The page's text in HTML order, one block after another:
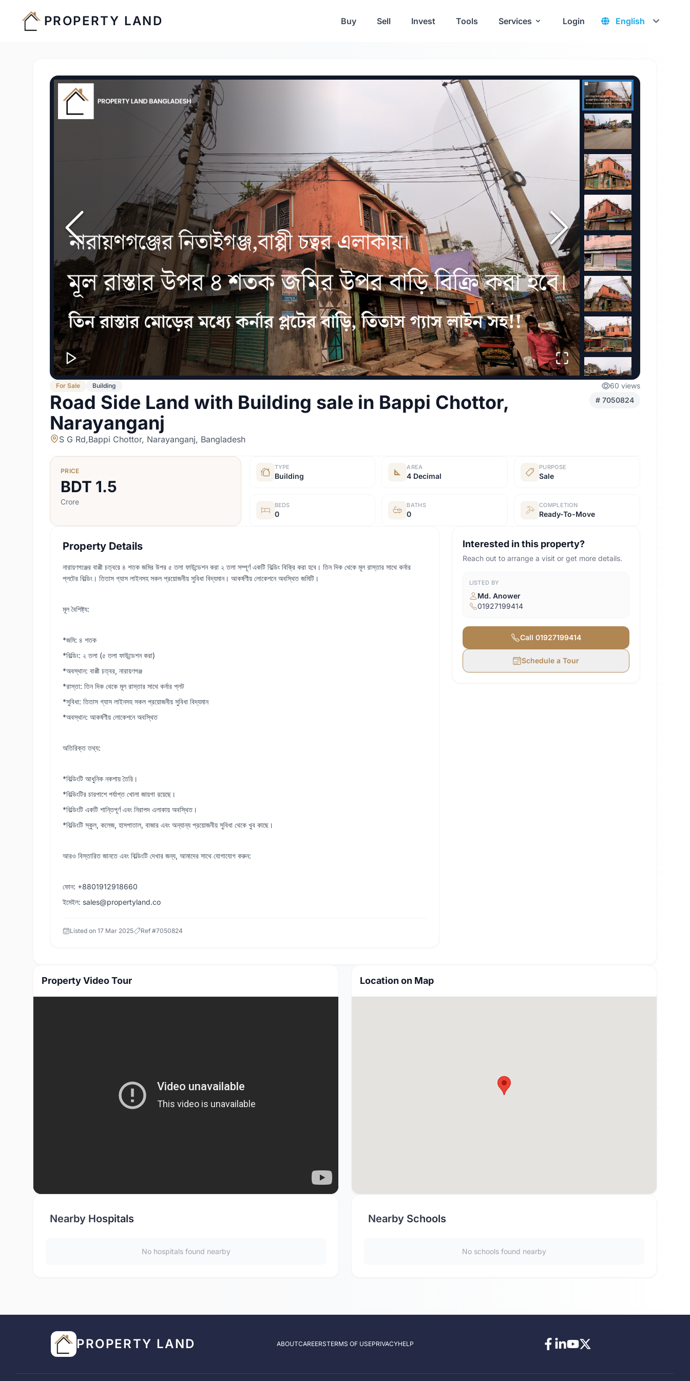
PROPERTY LAND Buy Sell Invest Tools Services Login
For Sale Building 60 views
Road Side Land with Building sale in Bappi Chottor,
Narayanganj
# 7050824
S G Rd,Bappi Chottor, Narayanganj, Bangladesh
PRICE
BDT 1.5
Crore
TYPE
Building
AREA
4 Decimal
PURPOSE
Sale
BEDS
0
BATHS
0
COMPLETION
Ready-To-Move
Property Details
নারায়ণগঞ্জের বাপ্পী চত্বরে ৪ শতক জমির উপর ৫ তলা ফাউন্ডেশন করা ২ তলা সম্পূর্ণ একটি বিল্ডিং বিক্রি করা হবে। তিন দিক থেকে মূল রাস্তার সাথে কর্নার
প্লটের বিল্ডিং। তিতাস গ্যাস লাইনসহ সকল প্রয়োজনীয় সুবিধা বিদ্যমান। আকর্ষণীয় লোকেশনে অবস্থিত জমিটি।
মূল বৈশিষ্ট্য:
*জমি: ৪ শতক
*বিল্ডিং: ২ তলা (৫ তলা ফাউন্ডেশন করা)
*অবস্থান: বাপ্পী চত্বর, নারায়ণগঞ্জ
*রাস্তা: তিন দিক থেকে মূল রাস্তার সাথে কর্নার প্লট
*সুবিধা: তিতাস গ্যাস লাইনসহ সকল প্রয়োজনীয় সুবিধা বিদ্যমান
*অবস্থান: আকর্ষণীয় লোকেশনে অবস্থিত
অতিরিক্ত তথ্য:
*বিল্ডিংটি আধুনিক নকশায় তৈরি।
*বিল্ডিংটির চারপাশে পর্যাপ্ত খোলা জায়গা রয়েছে।
*বিল্ডিংটি একটি শান্তিপূর্ণ এবং নিরাপদ এলাকায় অবস্থিত।
*বিল্ডিংটি স্কুল, কলেজ, হাসপাতাল, বাজার এবং অন্যান্য প্রয়োজনীয় সুবিধা থেকে খুব কাছে।
আরও বিস্তারিত জানতে এবং বিল্ডিংটি দেখার জন্য, আমাদের সাথে যোগাযোগ করুন:
ফোন: +8801912918660
ইমেইল: sales@propertyland.co
Listed on 17 Mar 2025 Ref #7050824
Interested in this property?
Reach out to arrange a visit or get more details.
LISTED BY
Md. Anower
01927199414
Call 01927199414
Schedule a Tour
Property Video Tour Location on Map
Nearby Hospitals
No hospitals found nearby
Nearby Schools
No schools found nearby
PROPERTY LAND ABOUTCAREERSTERMS OF USEPRIVACYHELP